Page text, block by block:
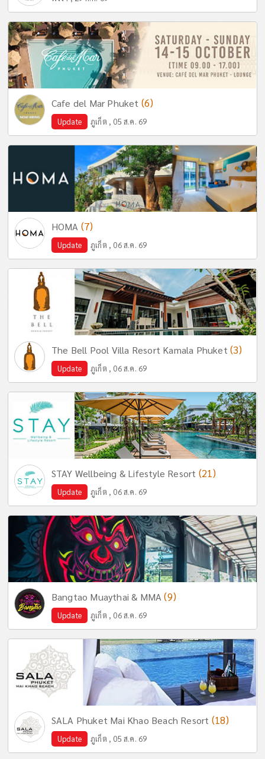
Cafe del Mar Phuket (6)
Update ภูเก็ต , 05 ส.ค. 69
HOMA (7)
Update ภูเก็ต , 06 ส.ค. 69
The Bell Pool Villa Resort Kamala Phuket (3)
Update ภูเก็ต , 06 ส.ค. 69
STAY Wellbeing & Lifestyle Resort (21)
Update ภูเก็ต , 06 ส.ค. 69
Bangtao Muaythai & MMA(9)
Update ภูเก็ต , 06 ส.ค. 69
SALA Phuket Mai Khao Beach Resort (18)
Update ภูเก็ต , 05 ส.ค. 69